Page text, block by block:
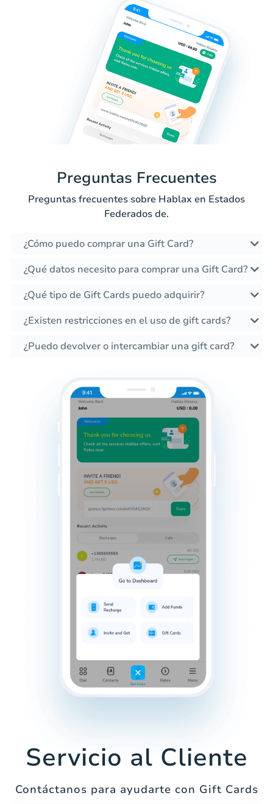
Preguntas Frecuentes
Preguntas frecuentes sobre Hablax en Estados
Federados de.
¿Cómo puedo comprar una Gift Card?
¿Qué datos necesito para comprar una Gift Card?
¿Qué tipo de Gift Cards puedo adquirir?
¿Existen restricciones en el uso de gift cards?
¿Puedo devolver o intercambiar una gift card?
Servicio al Cliente
Contáctanos para ayudarte con Gift Cards